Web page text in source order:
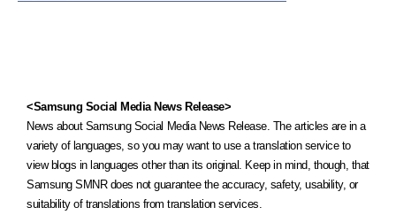
<Samsung Social Media News Release>
News about Samsung Social Media News Release. The articles are in a
variety of languages, so you may want to use a translation service to
view blogs in languages other than its original. Keep in mind, though, that
Samsung SMNR does not guarantee the accuracy, safety, usability, or
suitability of translations from translation services.